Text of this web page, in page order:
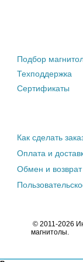
Подбор
Техподдержка
Сертификаты
Как сделать
Оплата и
Обмен и возврат
© 2011-2026
магнитолы.